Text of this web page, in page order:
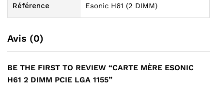
Référence Esonic H61 (2 DIMM)
Avis (0)
BE THE FIRST TO REVIEW “CARTE MÈRE ESONIC
H61 2 DIMM PCIE LGA 1155”